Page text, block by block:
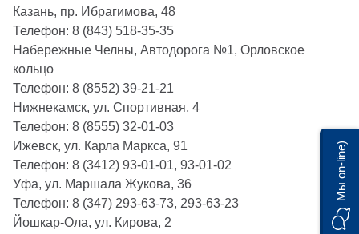
Казань, пр. Ибрагимова, 48
Телефон: 8 (843) 518-35-35
Набережные Челны, Автодорога №1, Орловское
кольцо
Телефон: 8 (8552) 39-21-21
Нижнекамск, ул. Спортивная, 4
Телефон: 8 (8555) 32-01-03
Ижевск, ул. Карла Маркса, 91
Телефон: 8 (3412) 93-01-01, 93-01-02
Уфа, ул. Маршала Жукова, 36
Телефон: 8 (347) 293-63-73, 293-63-23
Йошкар-Ола, ул. Кирова, 2
Мы on-line)